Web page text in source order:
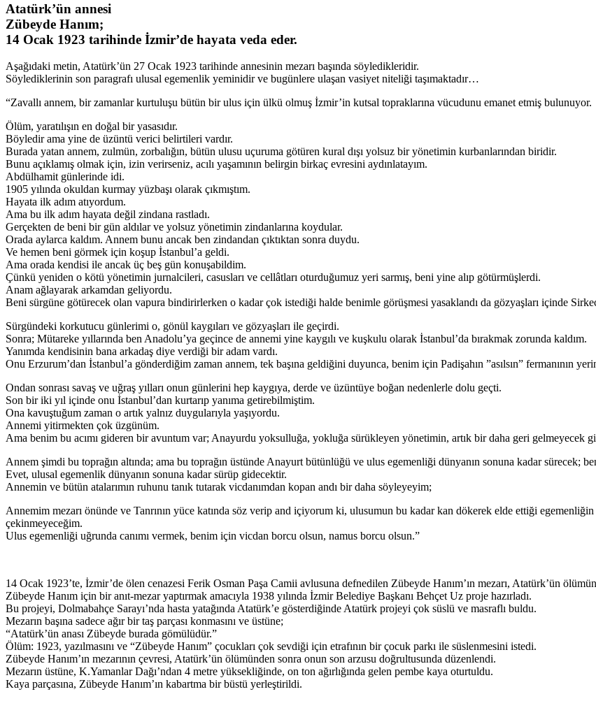
Atatürk’ün annesi
Zübeyde Hanım;
14 Ocak 1923 tarihinde İzmir’de hayata veda eder.
Aşağıdaki metin, Atatürk’ün 27 Ocak 1923 tarihinde annesinin mezarı başında söyledikleridir.
Söylediklerinin son paragrafı ulusal egemenlik yeminidir ve bugünlere ulaşan vasiyet niteliği taşımaktadır…
“Zavallı annem, bir zamanlar kurtuluşu bütün bir ulus için ülkü olmuş İzmir’in kutsal topraklarına vücudunu emanet etmiş bulunuyor.
Ölüm, yaratılışın en doğal bir yasasıdır.
Böyledir ama yine de üzüntü verici belirtileri vardır.
Burada yatan annem, zulmün, zorbalığın, bütün ulusu uçuruma götüren kural dışı yolsuz bir yönetimin kurbanlarından biridir.
Bunu açıklamış olmak için, izin verirseniz, acılı yaşamının belirgin birkaç evresini aydınlatayım.
Abdülhamit günlerinde idi.
1905 yılında okuldan kurmay yüzbaşı olarak çıkmıştım.
Hayata ilk adım atıyordum.
Ama bu ilk adım hayata değil zindana rastladı.
Gerçekten de beni bir gün aldılar ve yolsuz yönetimin zindanlarına koydular.
Orada aylarca kaldım. Annem bunu ancak ben zindandan çıktıktan sonra duydu.
Ve hemen beni görmek için koşup İstanbul’a geldi.
Ama orada kendisi ile ancak üç beş gün konuşabildim.
Çünkü yeniden o kötü yönetimin jurnalcileri, casusları ve cellâtları oturduğumuz yeri sarmış, beni yine alıp götürmüşlerdi.
Anam ağlayarak arkamdan geliyordu.
Beni sürgüne götürecek olan vapura bindirirlerken o kadar çok istediği halde benimle görüşmesi yasaklandı da gözyaşları içinde Sirkeci
Sürgündeki korkutucu günlerimi o, gönül kaygıları ve gözyaşları ile geçirdi.
Sonra; Mütareke yıllarında ben Anadolu’ya geçince de annemi yine kaygılı ve kuşkulu olarak İstanbul’da bırakmak zorunda kaldım.
Yanımda kendisinin bana arkadaş diye verdiği bir adam vardı.
Onu Erzurum’dan İstanbul’a gönderdiğim zaman annem, tek başına geldiğini duyunca, benim için Padişahın ”asılsın” fermanının
Ondan sonrası savaş ve uğraş yılları onun günlerini hep kaygıya, derde ve üzüntüye boğan nedenlerle dolu geçti.
Son bir iki yıl içinde onu İstanbul’dan kurtarıp yanıma getirebilmiştim.
Ona kavuştuğum zaman o artık yalnız duygularıyla yaşıyordu.
Annemi yitirmekten çok üzgünüm.
Ama benim bu acımı gideren bir avuntum var; Anayurdu yoksulluğa, yokluğa sürükleyen yönetimin, artık bir daha geri gelmeyecek
Annem şimdi bu toprağın altında; ama bu toprağın üstünde Anayurt bütünlüğü ve ulus egemenliği dünyanın sonuna kadar sürecek;
Evet, ulusal egemenlik dünyanın sonuna kadar sürüp gidecektir.
Annemin ve bütün atalarımın ruhunu tanık tutarak vicdanımdan kopan andı bir daha söyleyeyim;
Annemim mezarı önünde ve Tanrının yüce katında söz verip and içiyorum ki, ulusumun bu kadar kan dökerek elde ettiği
çekinmeyeceğim.
Ulus egemenliği uğrunda canımı vermek, benim için vicdan borcu olsun, namus borcu olsun.”
14 Ocak 1923’te, İzmir’de ölen cenazesi Ferik Osman Paşa Camii avlusuna defnedilen Zübeyde Hanım’ın mezarı, Atatürk’ün
Zübeyde Hanım için bir anıt-mezar yaptırmak amacıyla 1938 yılında İzmir Belediye Başkanı Behçet Uz proje hazırladı.
Bu projeyi, Dolmabahçe Sarayı’nda hasta yatağında Atatürk’e gösterdiğinde Atatürk projeyi çok süslü ve masraflı buldu.
Mezarın başına sadece ağır bir taş parçası konmasını ve üstüne;
“Atatürk’ün anası Zübeyde burada gömülüdür.”
Ölüm: 1923, yazılmasını ve “Zübeyde Hanım” çocukları çok sevdiği için etrafının bir çocuk parkı ile süslenmesini istedi.
Zübeyde Hanım’ın mezarının çevresi, Atatürk’ün ölümünden sonra onun son arzusu doğrultusunda düzenlendi.
Mezarın üstüne, K.Yamanlar Dağı’ndan 4 metre yüksekliğinde, on ton ağırlığında gelen pembe kaya oturtuldu.
Kaya parçasına, Zübeyde Hanım’ın kabartma bir büstü yerleştirildi.